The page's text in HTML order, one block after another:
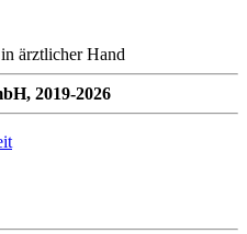
2019-2026